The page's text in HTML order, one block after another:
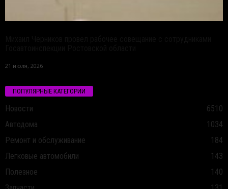
21 июля, 2026
ПОПУЛЯРНЫЕ КАТЕГОРИИ
Новости
6510
Автодома
1034
Ремонт и обслуживание
184
Легковые автомобили
143
Полезное
140